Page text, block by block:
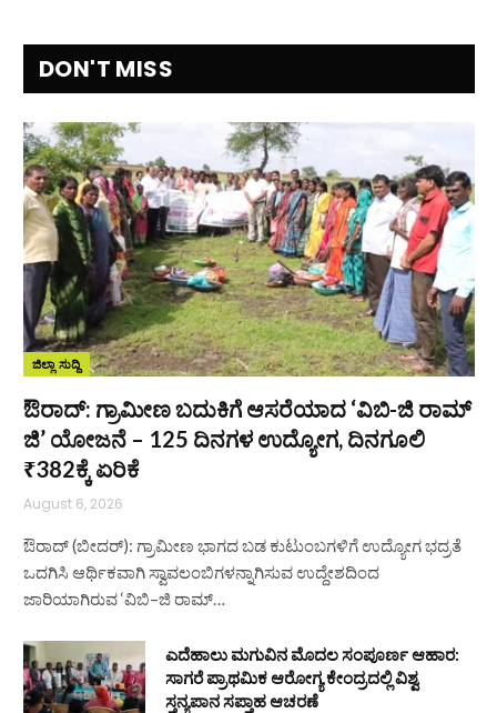
DON'T MISS
ಜಿಲ್ಲಾ ಸುದ್ದಿ
ಔರಾದ್: ಗ್ರಾಮೀಣ ಬದುಕಿಗೆ ಆಸರೆಯಾದ ‘ವಿಬಿ-ಜಿ ರಾಮ್
ಜಿ’ ಯೋಜನೆ – 125 ದಿನಗಳ ಉದ್ಯೋಗ, ದಿನಗೂಲಿ
₹382ಕ್ಕೆ ಏರಿಕೆ
August 6, 2026
ಔರಾದ್ (ಬೀದರ್): ಗ್ರಾಮೀಣ ಭಾಗದ ಬಡ ಕುಟುಂಬಗಳಿಗೆ ಉದ್ಯೋಗ ಭದ್ರತೆ
ಒದಗಿಸಿ ಆರ್ಥಿಕವಾಗಿ ಸ್ವಾವಲಂಬಿಗಳನ್ನಾಗಿಸುವ ಉದ್ದೇಶದಿಂದ
ಜಾರಿಯಾಗಿರುವ ‘ವಿಬಿ–ಜಿ ರಾಮ್…
ಎದೆಹಾಲು ಮಗುವಿನ ಮೊದಲ ಸಂಪೂರ್ಣ ಆಹಾರ:
ಸಾಗರೆ ಪ್ರಾಥಮಿಕ ಆರೋಗ್ಯ ಕೇಂದ್ರದಲ್ಲಿ ವಿಶ್ವ
ಸ್ತನ್ಯಪಾನ ಸಪ್ತಾಹ ಆಚರಣೆ